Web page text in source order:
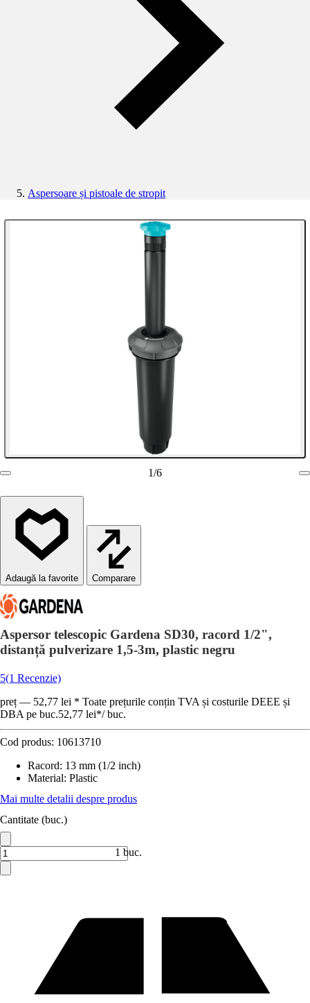
Aspersoare și pistoale de stropit
1/6
Comparare
Aspersor telescopic Gardena SD30, racord 1/2",
distanță pulverizare 1,5-3m, plastic negru
5(1 Recenzie)
preț — 52,77 lei * Toate prețurile conțin TVA și costurile DEEE și
DBA pe buc.52,77 lei*/ buc.
Cod produs: 10613710
Racord: 13 mm (1/2 inch)
Material: Plastic
Mai multe detalii despre produs
Cantitate (buc.)
1 buc.